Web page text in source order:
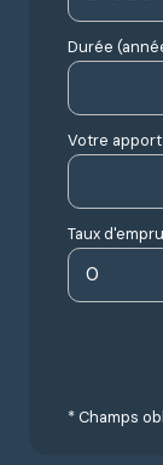
Durée
Votre
Taux
* Champs